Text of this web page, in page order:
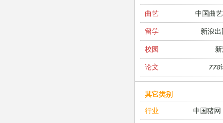
曲艺 中国曲
留学 新浪
校园
论文 778
其它类别
行业
中国猪网